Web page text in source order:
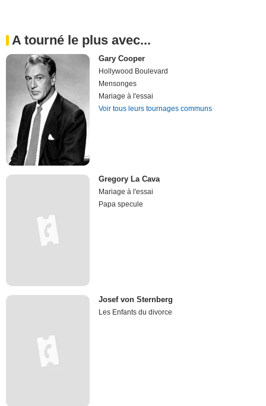
A tourné le plus avec...
Gary Cooper
Hollywood Boulevard
Mensonges
Mariage à l'essai
Voir tous leurs tournages communs
Gregory La Cava
Mariage à l'essai
Papa specule
Josef von Sternberg
Les Enfants du divorce